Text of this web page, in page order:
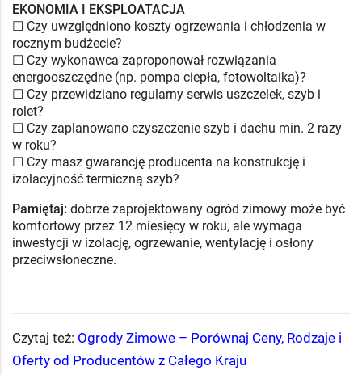
EKONOMIA I EKSPLOATACJA
☐ Czy uwzględniono koszty ogrzewania i chłodzenia w
rocznym budżecie?
☐ Czy wykonawca zaproponował rozwiązania
energooszczędne (np. pompa ciepła, fotowoltaika)?
☐ Czy przewidziano regularny serwis uszczelek, szyb i
rolet?
☐ Czy zaplanowano czyszczenie szyb i dachu min. 2 razy
w roku?
☐ Czy masz gwarancję producenta na konstrukcję i
izolacyjność termiczną szyb?
Pamiętaj: dobrze zaprojektowany ogród zimowy może być
komfortowy przez 12 miesięcy w roku, ale wymaga
inwestycji w izolację, ogrzewanie, wentylację i osłony
przeciwsłoneczne.
Czytaj też: Ogrody Zimowe – Porównaj Ceny, Rodzaje i
Oferty od Producentów z Całego Kraju​